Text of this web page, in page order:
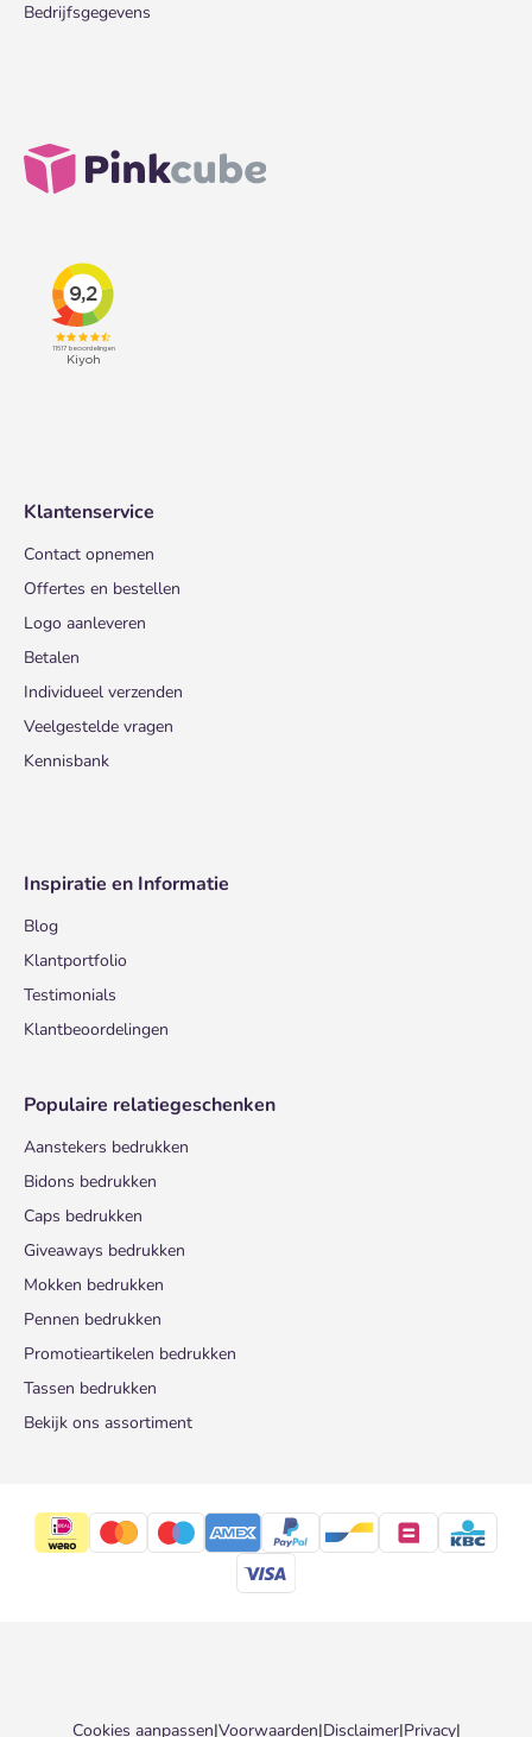
Bedrijfsgegevens
Klantenservice
Contact opnemen
Offertes en bestellen
Logo aanleveren
Betalen
Individueel verzenden
Veelgestelde vragen
Kennisbank
Inspiratie en Informatie
Blog
Klantportfolio
Testimonials
Klantbeoordelingen
Populaire relatiegeschenken
Aanstekers bedrukken
Bidons bedrukken
Caps bedrukken
Giveaways bedrukken
Mokken bedrukken
Pennen bedrukken
Promotieartikelen bedrukken
Tassen bedrukken
Bekijk ons assortiment
Cookies aanpassen|Voorwaarden|Disclaimer|Privacy|